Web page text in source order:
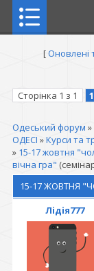
[Оновлені
Сторінка 1 з 1 1
Одеський форум »
ОДЕСІ »Курси та
» 15-17 жовтня
вічна гра"
15-17 ЖОВТНЯ
Лідія777